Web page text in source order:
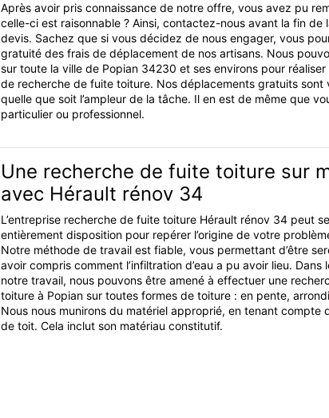
Après avoir pris connaissance de notre offre, vous avez pu
celle-ci est raisonnable ? Ainsi, contactez-nous avant la fin de
devis. Sachez que si vous décidez de nous engager, vous
gratuité des frais de déplacement de nos artisans. Nous
sur toute la ville de Popian 34230 et ses environs pour
de recherche de fuite toiture. Nos déplacements gratuits sont
quelle que soit l’ampleur de la tâche. Il en est de même que
particulier ou professionnel.
Une recherche de fuite toiture sur
avec Hérault rénov 34
L’entreprise recherche de fuite toiture Hérault rénov 34 peut
entièrement disposition pour repérer l’origine de votre
Notre méthode de travail est fiable, vous permettant d’être
avoir compris comment l’infiltration d’eau a pu avoir lieu. Dans
notre travail, nous pouvons être amené à effectuer une
toiture à Popian sur toutes formes de toiture : en pente,
Nous nous munirons du matériel approprié, en tenant compte
de toit. Cela inclut son matériau constitutif.